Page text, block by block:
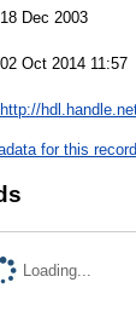
18 Dec 2003
02 Oct 2014 11:57
http://
for this record
Loading...